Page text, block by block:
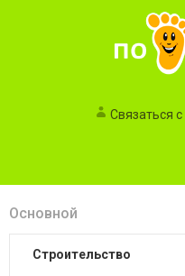
Связаться
Основной
строительство